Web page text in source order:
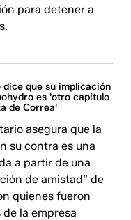
para detener a
dice que su implicación
es 'otro capítulo
de Correa'
asegura que la
su contra es una
a partir de una
de amistad” de
quienes fueron
la empresa